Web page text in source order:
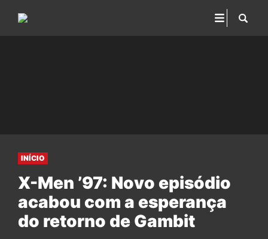
INÍCIO
X-Men ’97: Novo episódio
acabou com a esperança
do retorno de Gambit